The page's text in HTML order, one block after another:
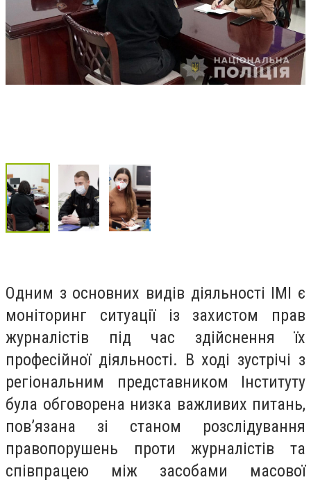
Одним з основних видів діяльності ІМІ є
моніторинг ситуації із захистом прав
журналістів під час здійснення їх
професійної діяльності. В ході зустрічі з
регіональним представником Інституту
була обговорена низка важливих питань,
пов’язана зі станом розслідування
правопорушень проти журналістів та
співпрацею між засобами масової